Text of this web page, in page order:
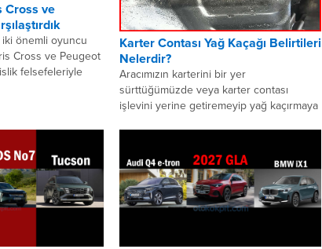
Cross ve
önemli oyuncu
Cross ve Peugeot
felsefeleriyle
Karter Contası Yağ Kaçağı Belirtileri
Nelerdir?
Aracımızın karterini bir yer
sürttüğümüzde veya karter contası
işlevini yerine getiremeyip yağ kaçırmaya